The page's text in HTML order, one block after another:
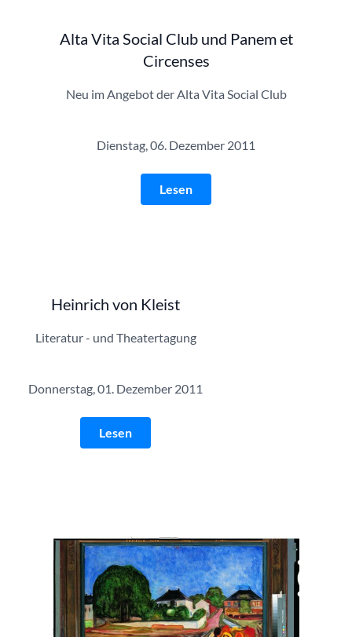
Alta Vita Social Club und Panem et
Circenses
Neu im Angebot der Alta Vita Social Club
Dienstag, 06. Dezember 2011
Lesen
Heinrich von Kleist
Literatur - und Theatertagung
Donnerstag, 01. Dezember 2011
Lesen